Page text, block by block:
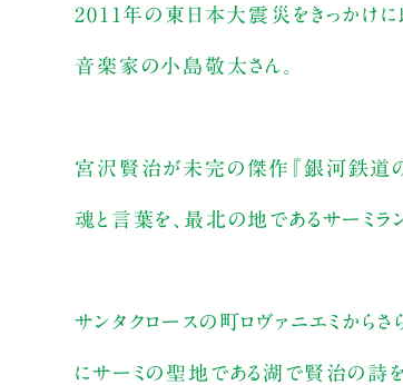
2011年の東日本大震災をきっかけ
音楽家の小島敬太さん。
宮沢賢治が未完の傑作『銀河鉄道の
魂と言葉を、最北の地であるサーミラ
サンタクロースの町ロヴァニエミから
にサーミの聖地である湖で賢治の詩